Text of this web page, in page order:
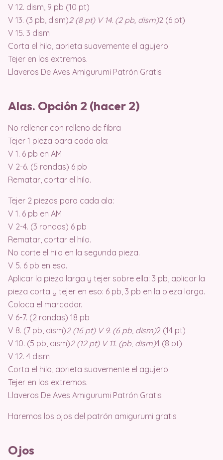
V 12. dism, 9 pb (10 pt)
V 13. (3 pb, dism)2 (8 pt) V 14. (2 pb, dism)2 (6 pt)
V 15. 3 dism
Corta el hilo, aprieta suavemente el agujero.
Tejer en los extremos.
Llaveros De Aves Amigurumi Patrón Gratis
Alas. Opción 2 (hacer 2)
No rellenar con relleno de fibra
Tejer 1 pieza para cada ala:
V 1. 6 pb en AM
V 2-6. (5 rondas) 6 pb
Rematar, cortar el hilo.
Tejer 2 piezas para cada ala:
V 1. 6 pb en AM
V 2-4. (3 rondas) 6 pb
Rematar, cortar el hilo.
No corte el hilo en la segunda pieza.
V 5. 6 pb en eso.
Aplicar la pieza larga y tejer sobre ella: 3 pb, aplicar la
pieza corta y tejer en eso: 6 pb, 3 pb en la pieza larga.
Coloca el marcador.
V 6-7. (2 rondas) 18 pb
V 8. (7 pb, dism)2 (16 pt) V 9. (6 pb, dism)2 (14 pt)
V 10. (5 pb, dism)2 (12 pt) V 11. (pb, dism)4 (8 pt)
V 12. 4 dism
Corta el hilo, aprieta suavemente el agujero.
Tejer en los extremos.
Llaveros De Aves Amigurumi Patrón Gratis
Haremos los ojos del patrón amigurumi gratis
Ojos